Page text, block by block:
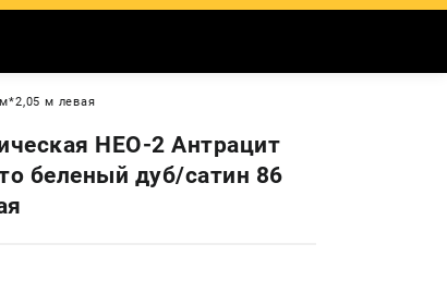
м левая
НЕО-2 Антрацит
беленый дуб/сатин 86